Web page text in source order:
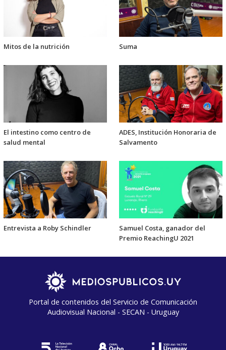
Mitos de la nutrición Suma
El intestino como centro de
salud mental
ADES, Institución Honoraria de
Salvamento
Entrevista a Roby Schindler
Samuel Costa, ganador del
Premio ReachingU 2021
Portal de contenidos del Servicio de Comunicación
Audiovisual Nacional - SECAN - Uruguay